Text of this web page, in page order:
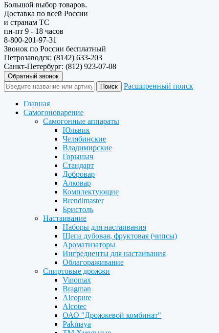
Большой выбор товаров.
Доставка по всей России
и странам ТС
пн-пт 9 - 18 часов
8-800-201-97-31
Звонок по России бесплатный
Петрозаводск: (8142) 633-203
Санкт-Петербург: (812) 923-07-08
Обратный звонок
Расширенный поиск
Главная
Самогоноварение
Самогонные аппараты
Юльвик
Челябинские
Владимирские
Горыныч
Стандарт
Добровар
Алковар
Комплектующие
Brendimaster
Бристоль
Настаивание
Наборы для настаивания
Щепа дубовая, фруктовая (чипсы)
Ароматизаторы
Ингредиенты для настаивания
Облагораживание
Спиртовые дрожжи
Vinomax
Bragman
Alcopure
Alcotec
ОАО "Дрожжевой комбинат"
Pakmaya